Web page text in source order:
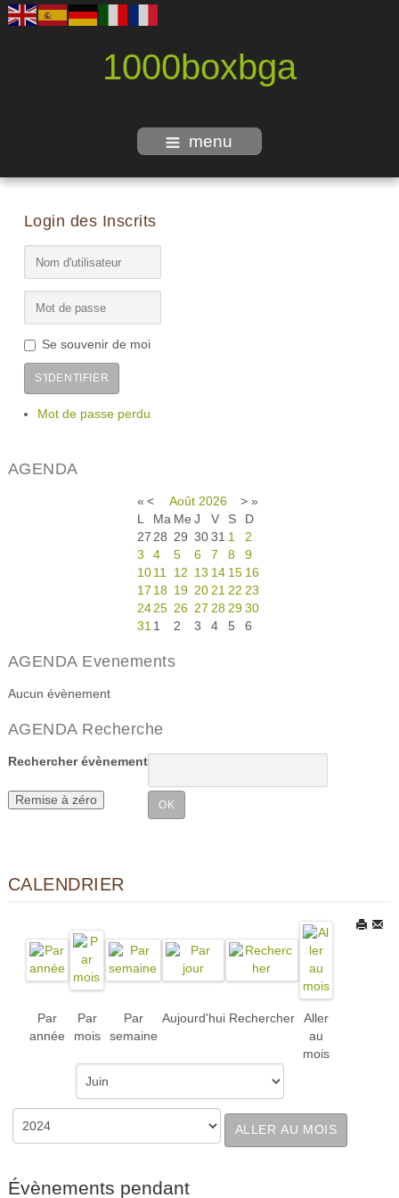
1000boxbga
menu
Login des Inscrits
Se souvenir de moi
S'IDENTIFIER
Mot de passe perdu
AGENDA
« < Août 2026 > »
L
Ma Me J V S
D
27 28 29 30 31 1
2
3
4 5 6 7 8
9
10 11 12 13 14 15 16
17 18 19 20 21 22 23
2425 26 27 28 29 30
31 1 2 3 4 5 6
AGENDA Evenements
Aucun évènement
AGENDA Recherche
Rechercher évènement
CALENDRIER
Par
année
Par
mois
Par
semaine
Aujourd'hui Rechercher
Aller
au
mois
ALLER AU MOIS
Évènements pendant